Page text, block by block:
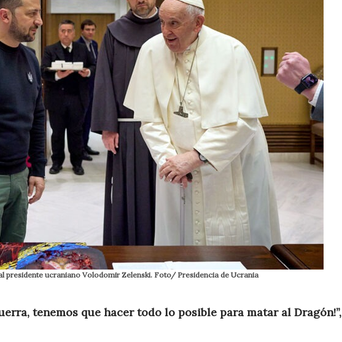
presidente ucraniano Volodomir Zelenski. Foto/ Presidencia de Ucrania
tenemos que hacer todo lo posible para matar al Dragón!”,